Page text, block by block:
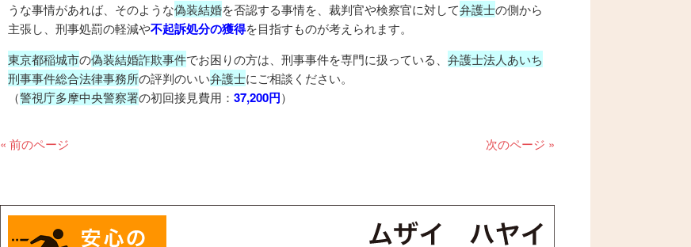
うな事情があれば、そのような偽装結婚を否認する事情を、裁判官や検察官に対して弁護士の側から
主張し、刑事処罰の軽減や不起訴処分の獲得を目指すものが考えられます。
東京都稲城市の偽装結婚詐欺事件でお困りの方は、刑事事件を専門に扱っている、 弁護士法人あいち
刑事事件総合法律事務所の評判のいい弁護士にご相談ください。
（警視庁多摩中央警察署の初回接見費用： 37,200円）
« 前のページ 次のページ »